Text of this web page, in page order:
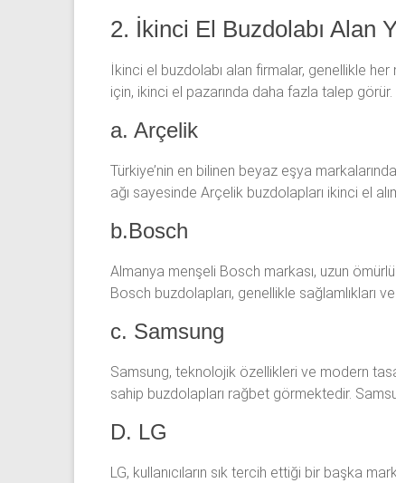
2. İkinci El Buzdolabı Alan
İkinci el buzdolabı alan firmalar, genellikle her
için, ikinci el pazarında daha fazla talep görür.
a. Arçelik
Türkiye’nin en bilinen beyaz eşya
ağı sayesinde Arçelik buzdolapları ikinci el
b.Bosch
Almanya menşeli Bosch markası, uzun
Bosch buzdolapları, genellikle sağlamlıkları
c. Samsung
Samsung, teknolojik özellikleri ve modern
sahip buzdolapları rağbet görmektedir.
D. LG
LG, kullanıcıların sık tercih ettiği bir başka